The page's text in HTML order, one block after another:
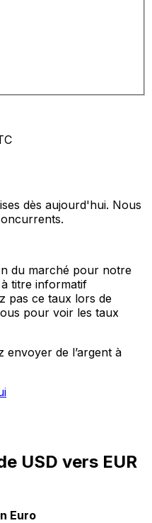
dès aujourd'hui. Nous
du marché pour notre
titre informatif
pas ce taux lors de
pour voir les taux
envoyer de l’argent à
USD vers EUR
Euro